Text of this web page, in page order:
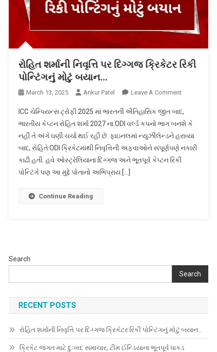
રોહિત શર્માની નિવૃત્તિ પર દિગ્ગજ ક્રિકેટર રિકી
પોન્ટિંગનું મોટું બયાન…
March 13, 2025 Ankur Patel Leave A CommentOn
શર્માની
નિવૃત્તિ
પર
દિગ્ગજ
ક્રિકેટર
ICC ચેમ્પિયન્સ ટ્રોફી 2025 માં ભારતની ઐતિહાસિક જીત બાદ,
ભારતીય કેપ્ટન રોહિત શર્મા 2027 ના ODI વર્લ્ડ કપનો ભાગ બનશે કે
નહીં તે અંગે ઘણી ચર્ચા થઈ રહી છે. ફાઇનલમાં ન્યુઝીલેન્ડને હરાવ્યા
બાદ, રોહિતે ODI ક્રિકેટમાંથી નિવૃત્તિની અફવાઓને સંપૂર્ણપણે નકારી
કાઢી હતી. હવે ઓસ્ટ્રેલિયાના દિગ્ગજ અને ભૂતપૂર્વ કેપ્ટન રિકી
પોન્ટિંગે પણ આ મુદ્દે પોતાનો અભિપ્રાય […]
Continue Reading
Search
Search
RECENT POSTS
રોહિત શર્માની નિવૃત્તિ પર દિગ્ગજ ક્રિકેટર રિકી પોન્ટિંગનું મોટું બયાન…
ક્રિકેટ જગત માટે દુઃખદ સમાચાર, ટીમ ઈન્ડિયાના ભૂતપૂર્વ ધાકડ